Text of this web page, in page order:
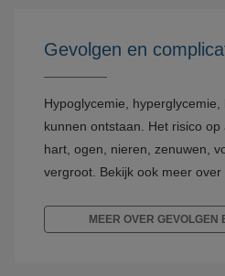
Gevolgen en
Hypoglycemie,
kunnen ontstaan. Het risico
hart, ogen, nieren, zenuwen,
vergroot. Bekijk ook meer over
MEER OVER GEVOLGEN